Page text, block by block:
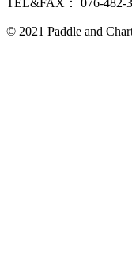
© 2021 Paddle and